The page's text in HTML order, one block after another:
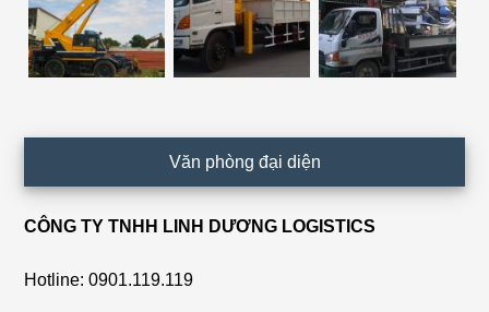
Văn phòng đại diện
CÔNG TY TNHH LINH DƯƠNG LOGISTICS
Hotline: 0901.119.119